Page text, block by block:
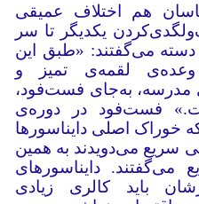
هم اختلاف عمیقی
یکدیگر تا سر
می‌گفتند: «طبق این
لقمه‌ی تمیز و
مدرسه، به‌جای فست‌فود،
فست‌فود در دوره‌ی
خوراک اصلی دایناسورها
سریع می‌دویدند به همین
می‌گفتند. دایناسورهای
باید کالری زیادی